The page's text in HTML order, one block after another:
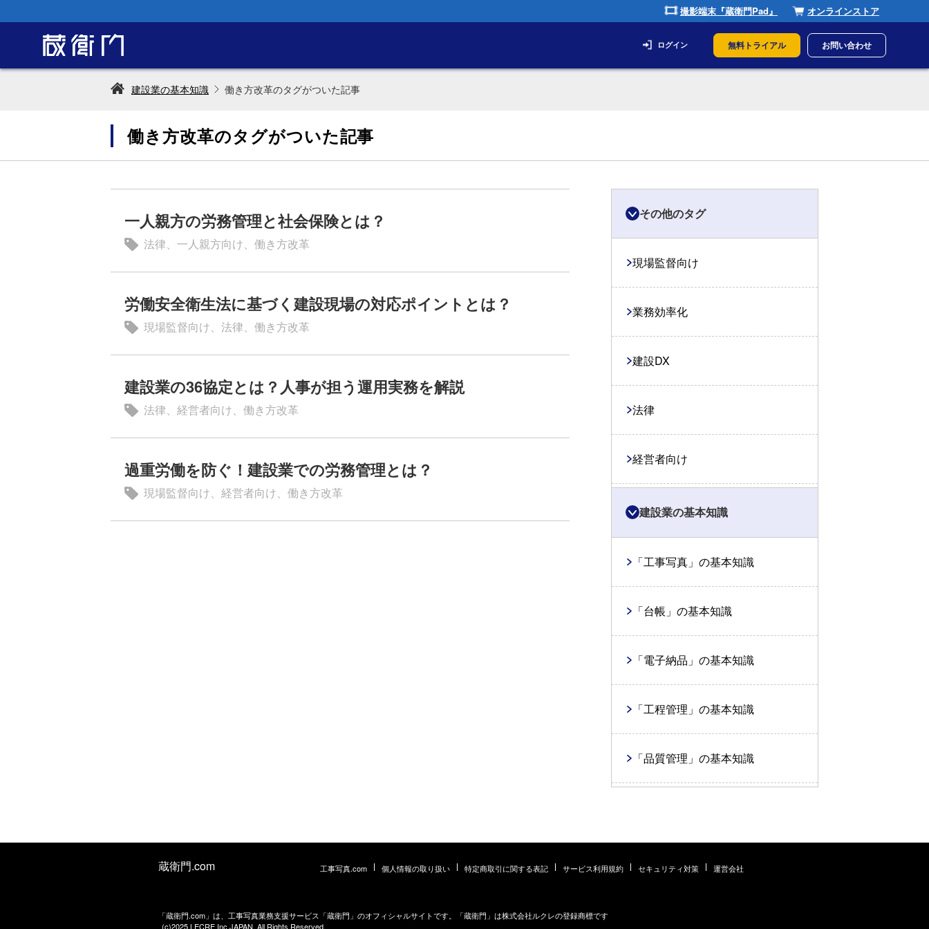
撮影端末『蔵衛門Pad』 オンラインストア
ログイン 無料トライアル お問い合わせ
建設業の基本知識 働き方改革のタグがついた記事
働き方改革のタグがついた記事
一人親方の労務管理と社会保険とは？
法律、 一人親方向け、 働き方改革
労働安全衛生法に基づく建設現場の対応ポイントとは？
現場監督向け、 法律、 働き方改革
建設業の36協定とは？人事が担う運用実務を解説
法律、 経営者向け、 働き方改革
過重労働を防ぐ！建設業での労務管理とは？
現場監督向け、 経営者向け、 働き方改革
その他のタグ
現場監督向け
業務効率化
建設DX
法律
経営者向け
一人親方向け
コスト削減
働き方改革
会計
建設業の基本知識
「工事写真」の基本知識
「台帳」の基本知識
「電子納品」の基本知識
「工程管理」の基本知識
「品質管理」の基本知識
蔵衛門.com 工事写真.com 個人情報の取り扱い 特定商取引に関する表記 サービス利用規約 セキュリティ対策 運営会社
「蔵衛門.com」は、工事写真業務支援サービス「蔵衛門」のオフィシャルサイトです。「蔵衛門」は株式会社ルクレの登録商標です
(c)2025 LECRE Inc.JAPAN. All Rights Reserved.